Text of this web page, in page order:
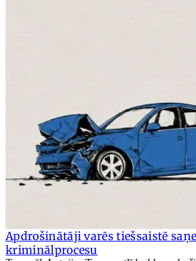
Apdrošinātāji varēs tiešsaistē
kriminālprocesu